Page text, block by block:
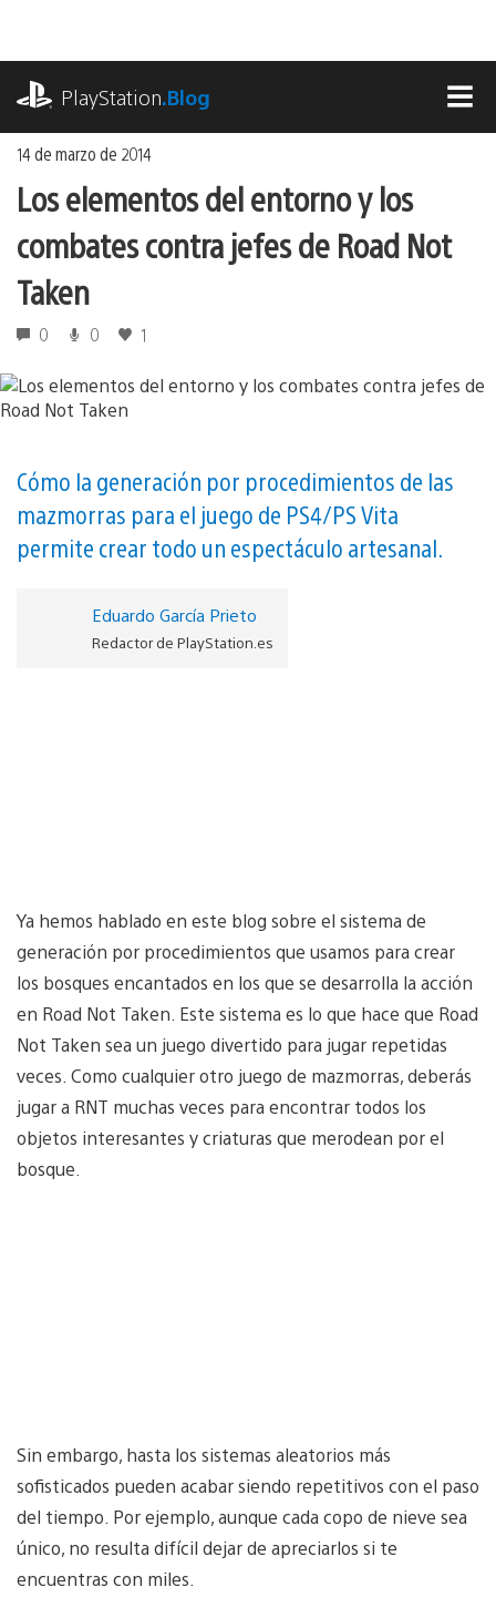
contenido
PlayStation.Blog
14 de marzo de 2014
Los elementos del entorno y los
combates contra jefes de Road Not
Taken
0 0 1
Cómo la generación por procedimientos de las
mazmorras para el juego de PS4/PS Vita
permite crear todo un espectáculo artesanal.
Eduardo García Prieto
Redactor de PlayStation.es
Ya hemos hablado en este blog sobre el sistema de
generación por procedimientos que usamos para crear
los bosques encantados en los que se desarrolla la acción
en Road Not Taken. Este sistema es lo que hace que Road
Not Taken sea un juego divertido para jugar repetidas
veces. Como cualquier otro juego de mazmorras, deberás
jugar a RNT muchas veces para encontrar todos los
objetos interesantes y criaturas que merodean por el
bosque.
Sin embargo, hasta los sistemas aleatorios más
sofisticados pueden acabar siendo repetitivos con el paso
del tiempo. Por ejemplo, aunque cada copo de nieve sea
único, no resulta difícil dejar de apreciarlos si te
encuentras con miles.